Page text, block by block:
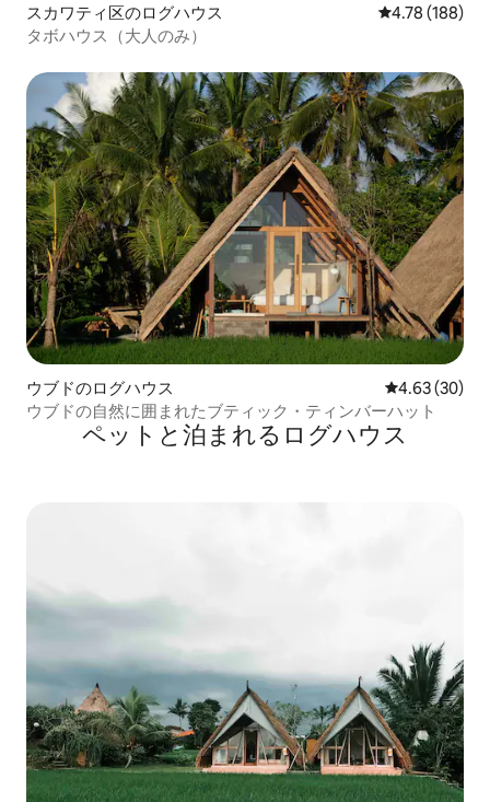
スカワティ区のログハウス レビュー188
4.78 (188)
タボハウス（大人のみ）
ウブドのログハウス レビュー30
4.63 (30)
ウブドの自然に囲まれたブティック・ティンバーハット
ペットと泊まれるログハウス